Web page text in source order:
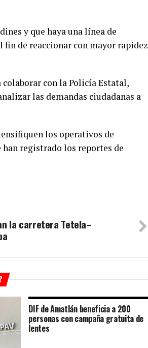
y que haya una línea de
fin de reaccionar con mayor rapidez
con la Policía Estatal,
las demandas ciudadanas a
los operativos de
registrado los reportes de
la carretera Tetela–
DIF de Amatlán beneficia a 200
personas con campaña gratuita de
lentes